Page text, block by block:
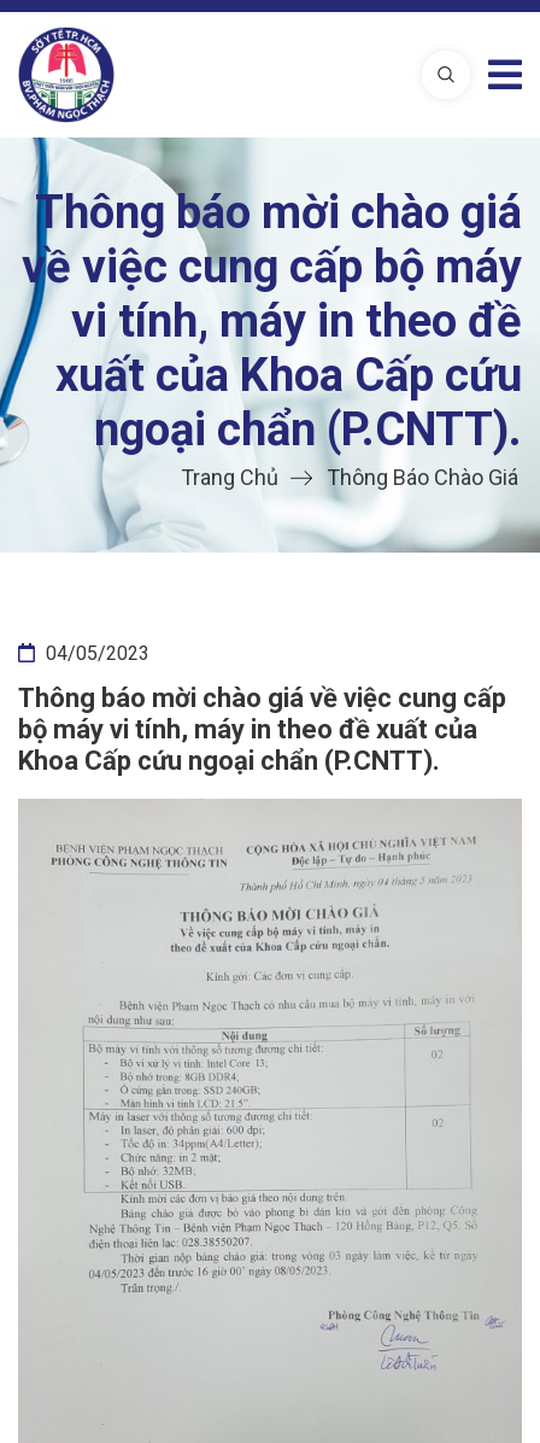
Thông báo mời chào giá
về việc cung cấp bộ máy
vi tính, máy in theo đề
xuất của Khoa Cấp cứu
ngoại chẩn (P.CNTT).
Trang Chủ Thông Báo Chào Giá
04/05/2023
Thông báo mời chào giá về việc cung cấp
bộ máy vi tính, máy in theo đề xuất của
Khoa Cấp cứu ngoại chẩn (P.CNTT).